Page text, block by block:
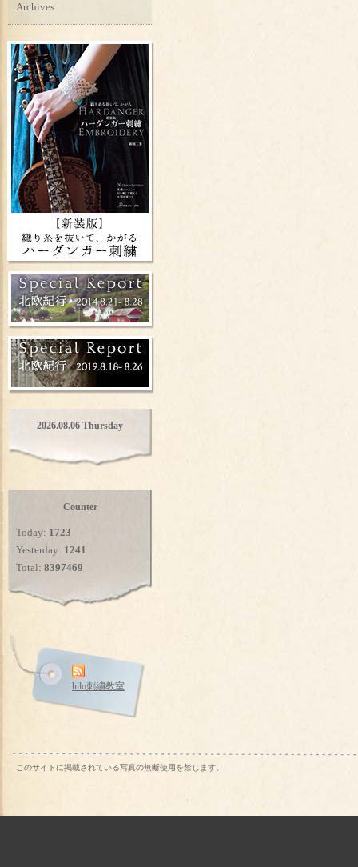
Archives
2026.08.06 Thursday
Counter
Today: 1723
Yesterday: 1241
Total: 8397469
hilo刺繍教室
このサイトに掲載されている写真の無断使用を禁じます。